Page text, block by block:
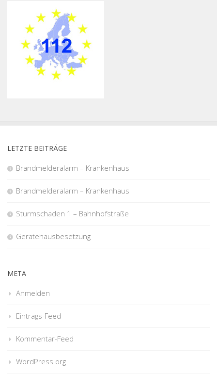
LETZTE BEITRÄGE
Brandmelderalarm – Krankenhaus
Brandmelderalarm – Krankenhaus
Sturmschaden 1 – Bahnhofstraße
Gerätehausbesetzung
META
Anmelden
Eintrags-Feed
Kommentar-Feed
WordPress.org